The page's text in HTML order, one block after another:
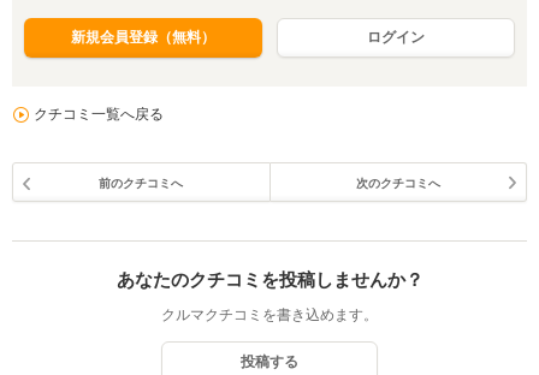
新規会員登録（無料） ログイン
クチコミ一覧へ戻る
前のクチコミへ 次のクチコミへ
あなたのクチコミを投稿しませんか？
クルマクチコミを書き込めます。
投稿する